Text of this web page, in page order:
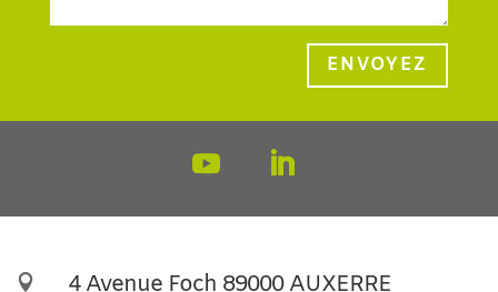
ENVOYEZ
 4 Avenue Foch 89000 AUXERRE